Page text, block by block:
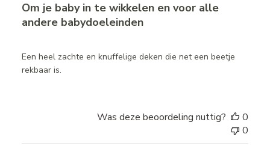
Om je baby in te wikkelen en voor alle
andere babydoeleinden
Een heel zachte en knuffelige deken die net een beetje
rekbaar is.
Was deze beoordeling nuttig?
0
0